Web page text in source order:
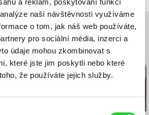
naší návštěvnosti využíváme
o tom, jak náš web používáte,
pro sociální média, inzerci a
údaje mohou zkombinovat s
které jste jim poskytli nebo které
že používáte jejich služby.
http://www.hypermarketfilm.cz/
tel: +420 222 937 341
e-mail:email@hypermarketfilm.cz